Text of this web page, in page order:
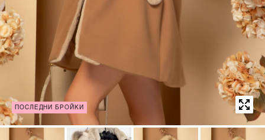
ПОСЛЕДНИ БРОЙКИ